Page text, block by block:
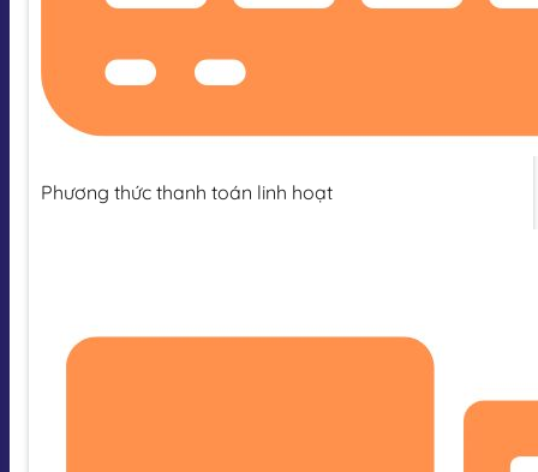
Phương thức thanh toán linh hoạt